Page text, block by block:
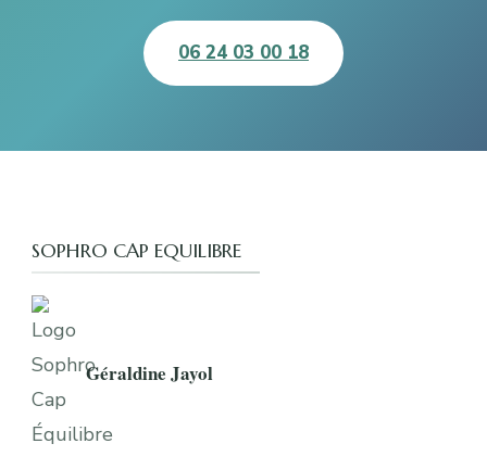
06 24 03 00 18
SOPHRO CAP EQUILIBRE
Géraldine Jayol